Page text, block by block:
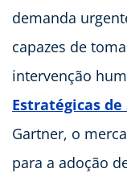
demanda
capazes de
intervenção
Estratégicas de
Gartner, o
para a adoção